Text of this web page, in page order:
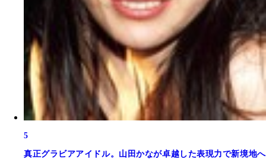
5
真正グラビアアイドル。山田かなが卓越した表現力で新境地へ